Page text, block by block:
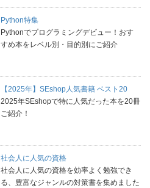
Python特集
Pythonでプログラミングデビュー！おす
すめ本をレベル別・目的別にご紹介
【2025年】SEshop人気書籍 ベスト20
2025年SEshopで特に人気だった本を20冊
ご紹介！
社会人に人気の資格
社会人に人気の資格を効率よく勉強でき
る、豊富なジャンルの対策書を集めました